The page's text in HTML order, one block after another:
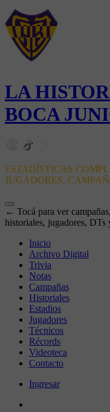
LA
BOCA
ESTADÍSTICAS
JUGADORES,
← Tocá para ver
historiales, jugadores, DTs
Inicio
Archivo Digital
Trivia
Notas
Campañas
Historiales
Estadios
Jugadores
Técnicos
Récords
Videoteca
Contacto
Ingresar